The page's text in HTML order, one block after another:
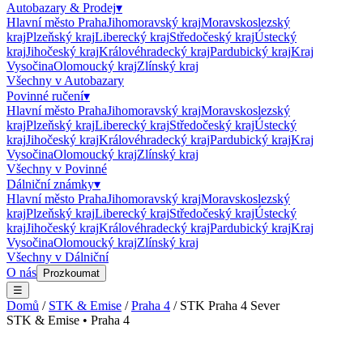
Autobazary & Prodej▾
Hlavní město PrahaJihomoravský krajMoravskoslezský
krajPlzeňský krajLiberecký krajStředočeský krajÚstecký
krajJihočeský krajKrálovéhradecký krajPardubický krajKraj
VysočinaOlomoucký krajZlínský kraj
Všechny v Autobazary
Povinné ručení▾
Hlavní město PrahaJihomoravský krajMoravskoslezský
krajPlzeňský krajLiberecký krajStředočeský krajÚstecký
krajJihočeský krajKrálovéhradecký krajPardubický krajKraj
VysočinaOlomoucký krajZlínský kraj
Všechny v Povinné
Dálniční známky▾
Hlavní město PrahaJihomoravský krajMoravskoslezský
krajPlzeňský krajLiberecký krajStředočeský krajÚstecký
krajJihočeský krajKrálovéhradecký krajPardubický krajKraj
VysočinaOlomoucký krajZlínský kraj
Všechny v Dálniční
O nás
Prozkoumat
☰
Domů / STK & Emise /Praha 4 / STK Praha 4 Sever
STK & Emise • Praha 4